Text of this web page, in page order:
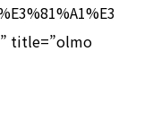
title=”olmo